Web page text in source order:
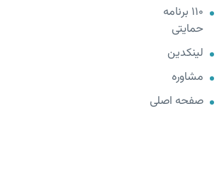
110 برنامه
حمایتی
لینکدین
مشاوره
صفحه اصلی